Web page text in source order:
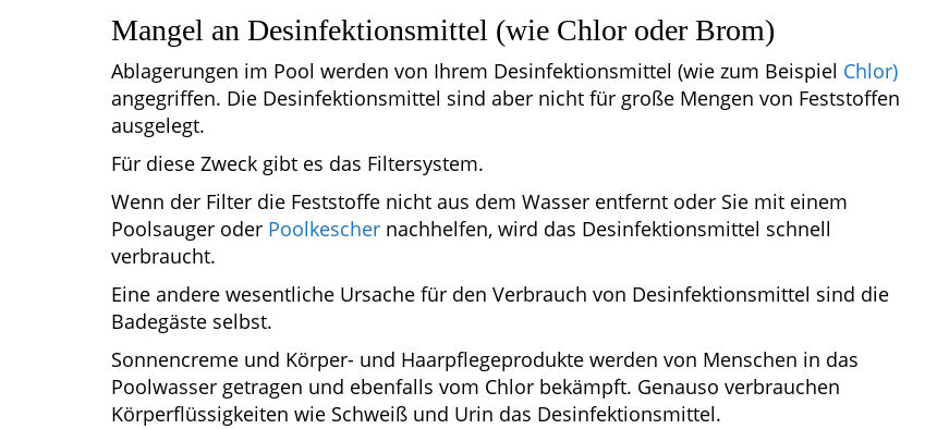
Mangel an Desinfektionsmittel (wie Chlor oder Brom)
Ablagerungen im Pool werden von Ihrem Desinfektionsmittel (wie zum Beispiel Chlor)
angegriffen. Die Desinfektionsmittel sind aber nicht für große Mengen von Feststoffen
ausgelegt.
Für diese Zweck gibt es das Filtersystem.
Wenn der Filter die Feststoffe nicht aus dem Wasser entfernt oder Sie mit einem
Poolsauger oder Poolkescher nachhelfen, wird das Desinfektionsmittel schnell
verbraucht.
Eine andere wesentliche Ursache für den Verbrauch von Desinfektionsmittel sind die
Badegäste selbst.
Sonnencreme und Körper- und Haarpflegeprodukte werden von Menschen in das
Poolwasser getragen und ebenfalls vom Chlor bekämpft. Genauso verbrauchen
Körperflüssigkeiten wie Schweiß und Urin das Desinfektionsmittel.